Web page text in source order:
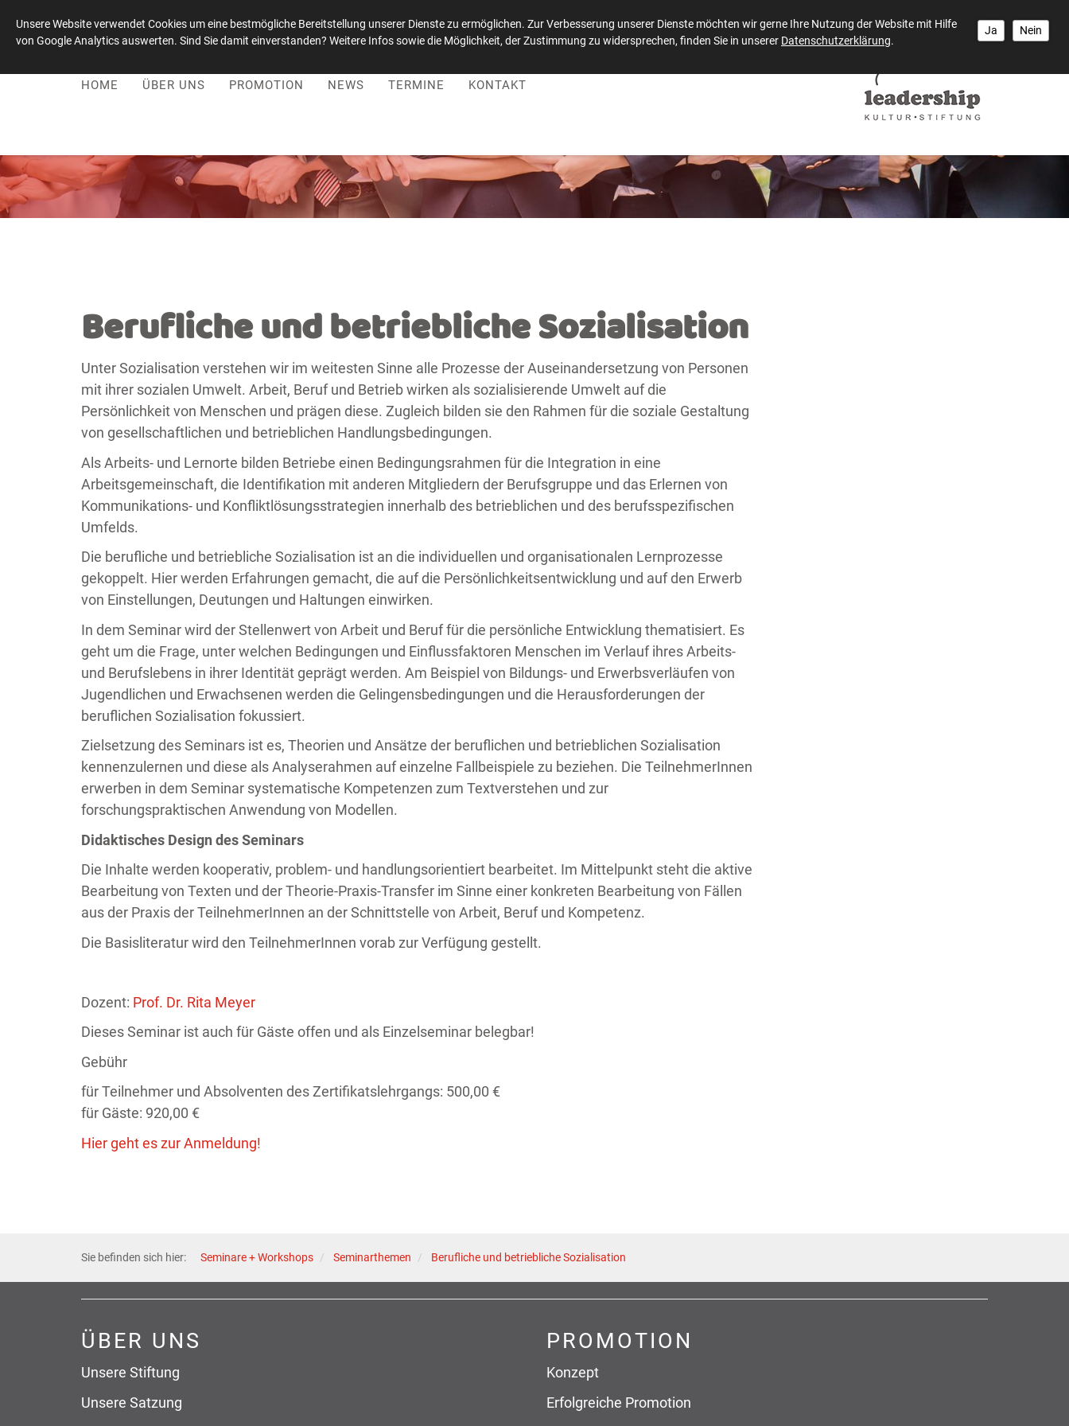
Leadership-Kultur-Stiftung| +49 1515 / 0059021 | Besuchen Sie uns auf LinkedIn
HOME ÜBER UNS PROMOTION NEWS TERMINE KONTAKT
Berufliche und betriebliche Sozialisation
Unter Sozialisation verstehen wir im weitesten Sinne alle Prozesse der Auseinandersetzung von Personen
mit ihrer sozialen Umwelt. Arbeit, Beruf und Betrieb wirken als sozialisierende Umwelt auf die
Persönlichkeit von Menschen und prägen diese. Zugleich bilden sie den Rahmen für die soziale Gestaltung
von gesellschaftlichen und betrieblichen Handlungsbedingungen.
Als Arbeits- und Lernorte bilden Betriebe einen Bedingungsrahmen für die Integration in eine
Arbeitsgemeinschaft, die Identifikation mit anderen Mitgliedern der Berufsgruppe und das Erlernen von
Kommunikations- und Konfliktlösungsstrategien innerhalb des betrieblichen und des berufsspezifischen
Umfelds.
Die berufliche und betriebliche Sozialisation ist an die individuellen und organisationalen Lernprozesse
gekoppelt. Hier werden Erfahrungen gemacht, die auf die Persönlichkeitsentwicklung und auf den Erwerb
von Einstellungen, Deutungen und Haltungen einwirken.
In dem Seminar wird der Stellenwert von Arbeit und Beruf für die persönliche Entwicklung thematisiert. Es
geht um die Frage, unter welchen Bedingungen und Einflussfaktoren Menschen im Verlauf ihres Arbeits-
und Berufslebens in ihrer Identität geprägt werden. Am Beispiel von Bildungs- und Erwerbsverläufen von
Jugendlichen und Erwachsenen werden die Gelingensbedingungen und die Herausforderungen der
beruflichen Sozialisation fokussiert.
Zielsetzung des Seminars ist es, Theorien und Ansätze der beruflichen und betrieblichen Sozialisation
kennenzulernen und diese als Analyserahmen auf einzelne Fallbeispiele zu beziehen. Die TeilnehmerInnen
erwerben in dem Seminar systematische Kompetenzen zum Textverstehen und zur
forschungspraktischen Anwendung von Modellen.
Didaktisches Design des Seminars
Die Inhalte werden kooperativ, problem- und handlungsorientiert bearbeitet. Im Mittelpunkt steht die aktive
Bearbeitung von Texten und der Theorie-Praxis-Transfer im Sinne einer konkreten Bearbeitung von Fällen
aus der Praxis der TeilnehmerInnen an der Schnittstelle von Arbeit, Beruf und Kompetenz.
Die Basisliteratur wird den TeilnehmerInnen vorab zur Verfügung gestellt.
Dozent: Prof. Dr. Rita Meyer
Dieses Seminar ist auch für Gäste offen und als Einzelseminar belegbar!
Gebühr
für Teilnehmer und Absolventen des Zertifikatslehrgangs: 500,00 €
für Gäste: 920,00 €
Hier geht es zur Anmeldung!
Sie befinden sich hier: Seminare + Workshops Seminarthemen Berufliche und betriebliche Sozialisation
ÜBER UNS
Unsere Stiftung
Unsere Satzung
PROMOTION
Konzept
Erfolgreiche Promotion
Nein
Ja
Unsere Website verwendet Cookies um eine bestmögliche Bereitstellung unserer Dienste zu ermöglichen. Zur Verbesserung unserer Dienste möchten wir gerne Ihre Nutzung der Website mit Hilfe
von Google Analytics auswerten. Sind Sie damit einverstanden? Weitere Infos sowie die Möglichkeit, der Zustimmung zu widersprechen, finden Sie in unserer Datenschutzerklärung.